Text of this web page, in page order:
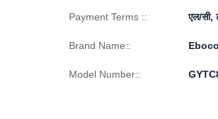
Payment Terms :: एल/सी,
Brand Name::
Model Number::